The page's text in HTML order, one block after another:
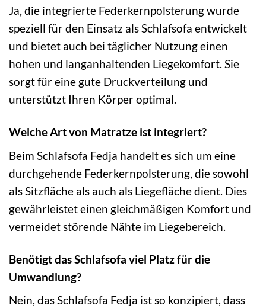
Ja, die integrierte Federkernpolsterung wurde
speziell für den Einsatz als Schlafsofa entwickelt
und bietet auch bei täglicher Nutzung einen
hohen und langanhaltenden Liegekomfort. Sie
sorgt für eine gute Druckverteilung und
unterstützt Ihren Körper optimal.
Welche Art von Matratze ist integriert?
Beim Schlafsofa Fedja handelt es sich um eine
durchgehende Federkernpolsterung, die sowohl
als Sitzfläche als auch als Liegefläche dient. Dies
gewährleistet einen gleichmäßigen Komfort und
vermeidet störende Nähte im Liegebereich.
Benötigt das Schlafsofa viel Platz für die
Umwandlung?
Nein, das Schlafsofa Fedja ist so konzipiert, dass